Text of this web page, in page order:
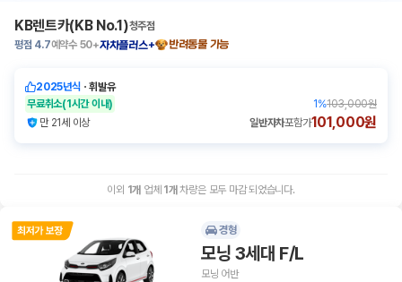
KB렌트카(KB No.1)청주점
평점 4.7예약수 50+자차플러스+ 반려동물 가능
2025년식 ㆍ휘발유
무료취소(1시간 이내) 1 %103,000원
만 21세 이상
일반자차포함가101,000원
이외 1개 업체 1 개 차량은 모두 마감 되었습니다.
경형
모닝 3세대 F/L
모닝 어반